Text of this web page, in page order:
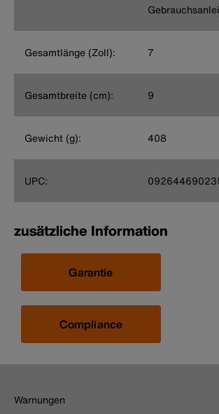
Gesamtlänge (Zoll): 7
Gesamtbreite (cm): 9
Gewicht (g): 408
UPC:
zusätzliche Information
Garantie
Compliance
Warnungen